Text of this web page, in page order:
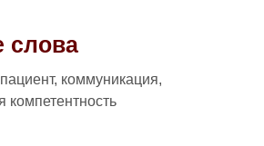
слова
коммуникация,
компетентность